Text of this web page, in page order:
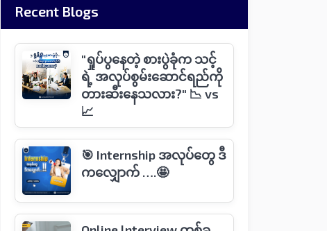
Recent Blogs
"ရှုပ်ပွနေတဲ့ စားပွဲခုံက သင့်
ရဲ့ အလုပ်စွမ်းဆောင်ရည်ကို
တားဆီးနေသလား?" 📉 vs
📈
🎯 Internship အလုပ်တွေ ဒီ
ကလျှောက် ….🤩